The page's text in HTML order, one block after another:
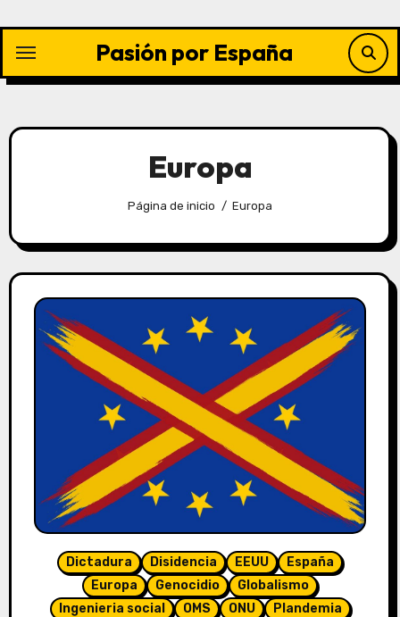
contenido
Pasión por España
Europa
Página de inicio Europa
Dictadura Disidencia EEUU
España
Europa
Genocidio
Globalismo
Ingenieria social
OMS ONU
Plandemia